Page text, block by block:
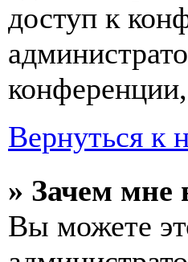
доступ к
Вернуться к
» Зачем мне
Вы можете